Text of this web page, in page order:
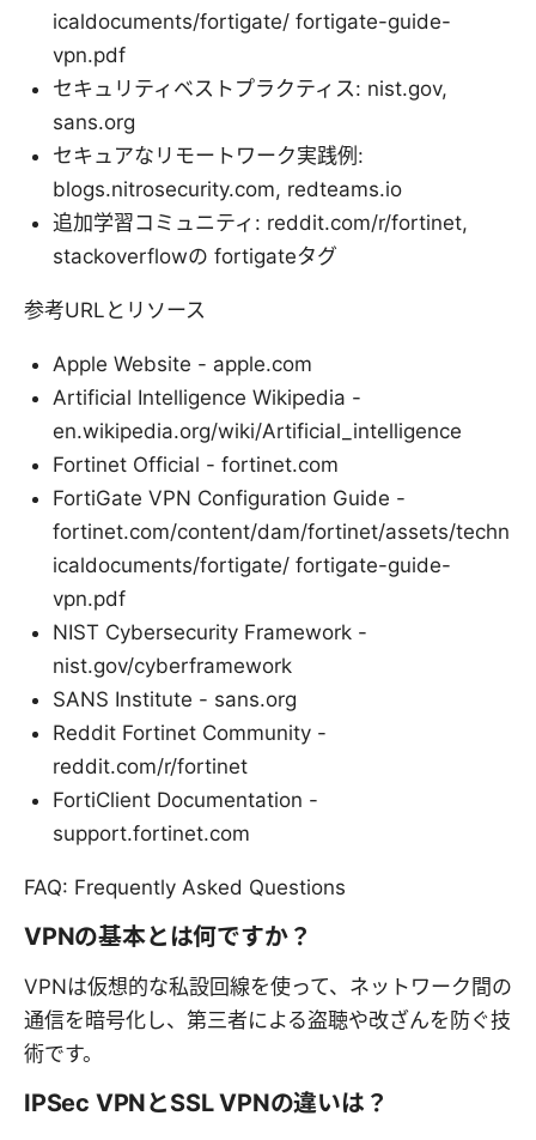
icaldocuments/fortigate/ fortigate-guide-
vpn.pdf
セキュリティベストプラクティス: nist.gov,
sans.org
セキュアなリモートワーク実践例:
blogs.nitrosecurity.com, redteams.io
追加学習コミュニティ: reddit.com/r/fortinet,
stackoverflowの fortigateタグ
参考URLとリソース
Apple Website - apple.com
Artificial Intelligence Wikipedia -
en.wikipedia.org/wiki/Artificial_intelligence
Fortinet Official - fortinet.com
FortiGate VPN Configuration Guide -
fortinet.com/content/dam/fortinet/assets/techn
icaldocuments/fortigate/ fortigate-guide-
vpn.pdf
NIST Cybersecurity Framework -
nist.gov/cyberframework
SANS Institute - sans.org
Reddit Fortinet Community -
reddit.com/r/fortinet
FortiClient Documentation -
support.fortinet.com
FAQ: Frequently Asked Questions
VPNの基本とは何ですか？
VPNは仮想的な私設回線を使って、ネットワーク間の
通信を暗号化し、第三者による盗聴や改ざんを防ぐ技
術です。
IPSec VPNとSSL VPNの違いは？